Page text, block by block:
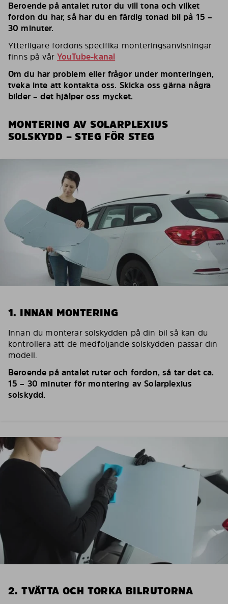
Beroende på antalet rutor du vill tona och vilket
fordon du har, så har du en färdig tonad bil på 15 –
30 minuter.
Ytterligare fordons specifika monteringsanvisningar
finns på vårYouTube-kanal
Om du har problem eller frågor under monteringen,
tveka inte att kontakta oss. Skicka oss gärna några
bilder – det hjälper oss mycket.
MONTERING AV SOLARPLEXIUS
SOLSKYDD – STEG FÖR STEG
1. INNAN MONTERING
Innan du monterar solskydden på din bil så kan du
kontrollera att de medföljande solskydden passar din
modell.
Beroende på antalet ruter och fordon, så tar det ca.
15 – 30 minuter för montering av Solarplexius
solskydd.
2. TVÄTTA OCH TORKA BILRUTORNA